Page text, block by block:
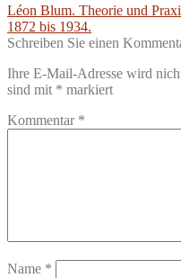
Beitragsnavigation
Vorheriger
Beitrag:
Léon Blum. Theorie und
1872 bis 1934.
Schreiben Sie einen
Ihre E-Mail-Adresse wird
sind mit * markiert
Kommentar *
Name *